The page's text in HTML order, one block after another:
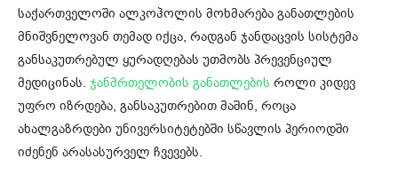
საქართველოში ალკოჰოლის მოხმარება განათლების
მნიშვნელოვან თემად იქცა, რადგან ჯანდაცვის სისტემა
განსაკუთრებულ ყურადღებას უთმობს პრევენციულ
მედიცინას. ჯანმრთელობის განათლების როლი კიდევ
უფრო იზრდება, განსაკუთრებით მაშინ, როცა
ახალგაზრდები უნივერსიტეტებში სწავლის პერიოდში
იძენენ არასასურველ ჩვევებს.